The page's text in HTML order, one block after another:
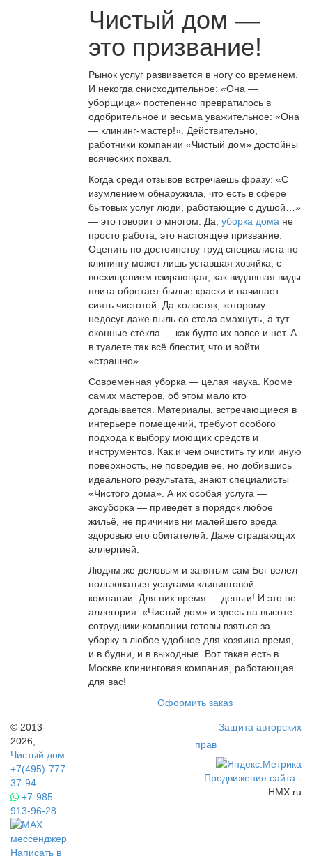
Чистый дом —
это призвание!
Рынок услуг развивается в ногу со временем.
И некогда снисходительное: «Она —
уборщица» постепенно превратилось в
одобрительное и весьма уважительное: «Она
— клининг-мастер!». Действительно,
работники компании «Чистый дом» достойны
всяческих похвал.
Когда среди отзывов встречаешь фразу: «С
изумлением обнаружила, что есть в сфере
бытовых услуг люди, работающие с душой…»
— это говорит о многом. Да, уборка дома не
просто работа, это настоящее призвание.
Оценить по достоинству труд специалиста по
клинингу может лишь уставшая хозяйка, с
восхищением взирающая, как видавшая виды
плита обретает былые краски и начинает
сиять чистотой. Да холостяк, которому
недосуг даже пыль со стола смахнуть, а тут
оконные стёкла — как будто их вовсе и нет. А
в туалете так всё блестит, что и войти
«страшно».
Современная уборка — целая наука. Кроме
самих мастеров, об этом мало кто
догадывается. Материалы, встречающиеся в
интерьере помещений, требуют особого
подхода к выбору моющих средств и
инструментов. Как и чем очистить ту или иную
поверхность, не повредив ее, но добившись
идеального результата, знают специалисты
«Чистого дома». А их особая услуга —
экоуборка — приведет в порядок любое
жильё, не причинив ни малейшего вреда
здоровью его обитателей. Даже страдающих
аллергией.
Людям же деловым и занятым сам Бог велел
пользоваться услугами клининговой
компании. Для них время — деньги! И это не
аллегория. «Чистый дом» и здесь на высоте:
сотрудники компании готовы взяться за
уборку в любое удобное для хозяина время,
и в будни, и в выходные. Вот такая есть в
Москве клининговая компания, работающая
для вас!
Оформить заказ
© 2013-
2026,
Чистый дом
+7(495)-777-
37-94
+7-985-
913-96-28
Написать в
Защита авторских
прав
Продвижение сайта -
HMX.ru